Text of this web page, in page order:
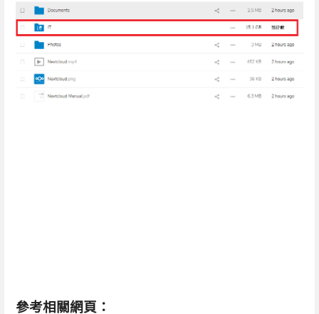
參考相關網頁：